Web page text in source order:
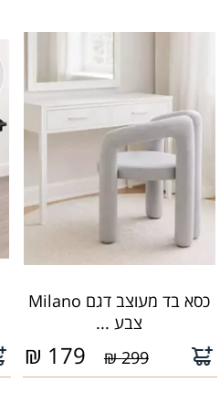
כסא בד מעוצב דגם Milano
צבע ...
299 ₪
179
₪